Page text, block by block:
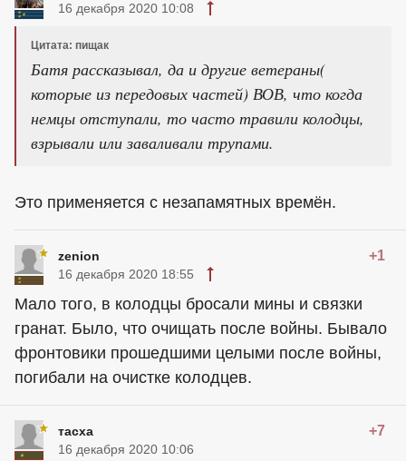
16 декабря 2020 10:08
Цитата: пищак
Батя рассказывал, да и другие ветераны(
которые из передовых частей) ВОВ, что когда
немцы отступали, то часто травили колодцы,
взрывали или заваливали трупами.
Это применяется с незапамятных времён.
zenion +1
16 декабря 2020 18:55
Мало того, в колодцы бросали мины и связки
гранат. Было, что очищать после войны. Бывало
фронтовики прошедшими целыми после войны,
погибали на очистке колодцев.
тасха +7
16 декабря 2020 10:06